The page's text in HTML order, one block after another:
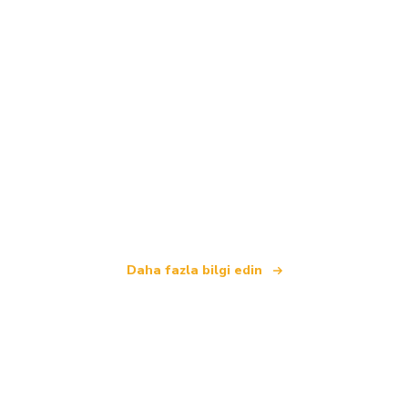
Daha fazla bilgi edin